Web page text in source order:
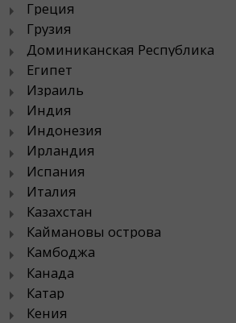
Греция
Грузия
Доминиканская Республика
Египет
Израиль
Индия
Индонезия
Ирландия
Испания
Италия
Казахстан
Каймановы острова
Камбоджа
Канада
Катар
Кения